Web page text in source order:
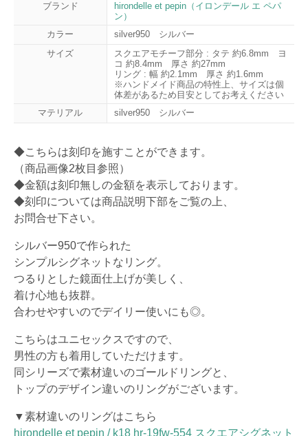
ブランド
hirondelle et pepin（イロンデール エ ペパ
ン）
カラー
silver950 シルバー
サイズ
スクエアモチーフ部分 : タテ 約6.8mm ヨ
コ 約8.4mm 厚さ 約27mm
リング : 幅 約2.1mm 厚さ 約1.6mm
※ハンドメイド商品の特性上、サイズは個
体差があるため目安としてお考えください
マテリアル
silver950 シルバー
◆こちらは刻印を施すことができます。
（商品画像2枚目参照）
◆金額は刻印無しの金額を表示しております。
◆刻印については商品説明下部をご覧の上、
お問合せ下さい。
シルバー950で作られた
シンプルシグネットなリング。
つるりとした鏡面仕上げが美しく、
着け心地も抜群。
合わせやすいのでデイリー使いにも◎。
こちらはユニセックスですので、
男性の方も着用していただけます。
同シリーズで素材違いのゴールドリングと、
トップのデザイン違いのリングがございます。
▼素材違いのリングはこちら
hirondelle et pepin / k18 hr-19fw-554 スクエアシグネット